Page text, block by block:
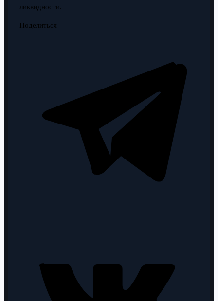
ликвидности.
Поделиться